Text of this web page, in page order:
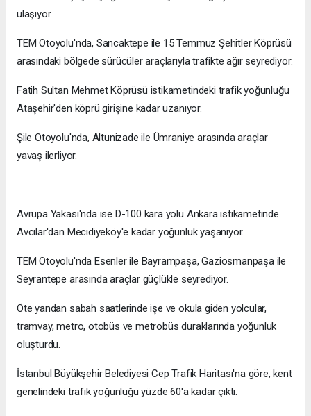
ulaşıyor.
TEM Otoyolu'nda, Sancaktepe ile 15 Temmuz Şehitler Köprüsü
arasındaki bölgede sürücüler araçlarıyla trafikte ağır seyrediyor.
Fatih Sultan Mehmet Köprüsü istikametindeki trafik yoğunluğu
Ataşehir'den köprü girişine kadar uzanıyor.
Şile Otoyolu'nda, Altunizade ile Ümraniye arasında araçlar
yavaş ilerliyor.
Avrupa Yakası'nda ise D-100 kara yolu Ankara istikametinde
Avcılar'dan Mecidiyeköy'e kadar yoğunluk yaşanıyor.
TEM Otoyolu'nda Esenler ile Bayrampaşa, Gaziosmanpaşa ile
Seyrantepe arasında araçlar güçlükle seyrediyor.
Öte yandan sabah saatlerinde işe ve okula giden yolcular,
tramvay, metro, otobüs ve metrobüs duraklarında yoğunluk
oluşturdu.
İstanbul Büyükşehir Belediyesi Cep Trafik Haritası'na göre, kent
genelindeki trafik yoğunluğu yüzde 60'a kadar çıktı.